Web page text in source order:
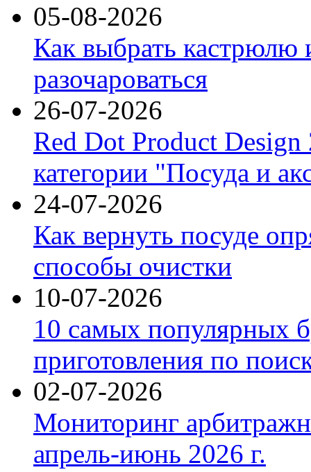
05-08-2026
Как выбрать кастрюлю
разочароваться
26-07-2026
Red Dot Product Design
категории "Посуда и
24-07-2026
Как вернуть посуде
способы очистки
10-07-2026
10 самых популярных
приготовления по
02-07-2026
Мониторинг
апрель-июнь 2026 г.